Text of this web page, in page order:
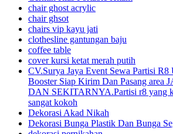
chair ghost acrylic
chair ghsot
chairs vip kayu jati
clothesline gantungan baju
coffee table
cover kursi ketat merah putih
CV.Surya Jaya Event Sewa Partisi R8
Booster Siap Kirim Dan Pasang area
DAN SEKITARNYA.Partisi r8 yang
sangat kokoh
Dekorasi Akad Nikah
Dekorasi Bunga Plastik Dan Bunga